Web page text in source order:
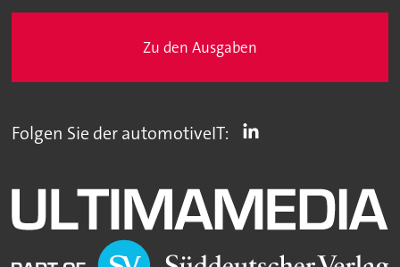
Zu den Ausgaben
Folgen Sie der automotiveIT: